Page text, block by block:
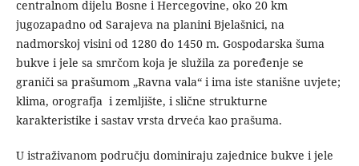
centralnom dijelu Bosne i Hercegovine, oko 20 km
jugozapadno od Sarajeva na planini Bjelašnici, na
nadmorskoj visini od 1280 do 1450 m. Gospodarska šuma
bukve i jele sa smrčom koja je služila za poređenje se
graniči sa prašumom „Ravna vala“ i ima iste stanišne uvjete;
klima, orografja i zemljište, i slične strukturne
karakteristike i sastav vrsta drveća kao prašuma.
U istraživanom području dominiraju zajednice bukve i jele